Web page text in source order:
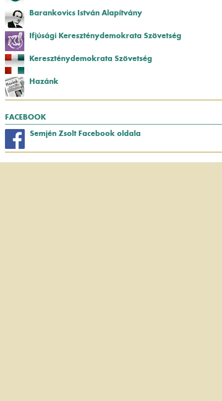
Barankovics István Alapítvány
Ifjúsági Kereszténydemokrata Szövetség
Kereszténydemokrata Szövetség
Hazánk
FACEBOOK
Semjén Zsolt Facebook oldala